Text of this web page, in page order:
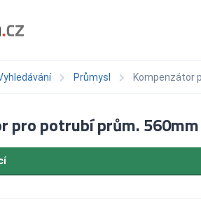
Průmysl Kompenzátor
pro potrubí prům. 560mm